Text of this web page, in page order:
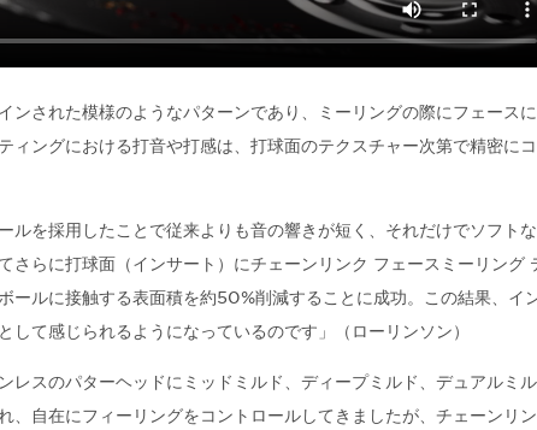
ンされた模様のようなパターンであり、ミーリングの際にフェース
ィングにおける打音や打感は、打球面のテクスチャー次第で精密に
ルを採用したことで従来よりも音の響きが短く、それだけでソフト
さらに打球面（インサート）にチェーンリンク フェースミーリング
ールに接触する表面積を約50%削減することに成功。この結果、イ
て感じられるようになっているのです」（ローリンソン）
レスのパターヘッドにミッドミルド、ディープミルド、デュアルミ
、自在にフィーリングをコントロールしてきましたが、チェーンリ